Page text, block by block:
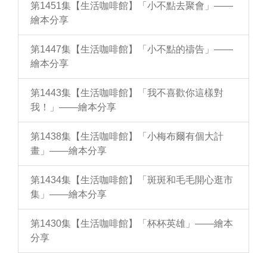
第1451集【生活咖啡館】「小不點去聚會」——
繪本分享
第1447集【生活咖啡館】「小不點的禱告」——
繪本分享
第1443集【生活咖啡館】「我不喜歡你這樣對
我！」——繪本分享
第1438集【生活咖啡館】「小梅布爾有個大計
畫」——繪本分享
第1434集【生活咖啡館】「斑斑和毛毛開心逛市
集」——繪本分享
第1430集【生活咖啡館】「杯杯英雄」——繪本
分享